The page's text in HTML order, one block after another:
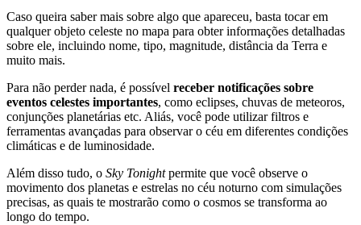
Caso queira saber mais sobre algo que apareceu, basta tocar em
qualquer objeto celeste no mapa para obter informações detalhadas
sobre ele, incluindo nome, tipo, magnitude, distância da Terra e
muito mais.
Para não perder nada, é possível receber notificações sobre
eventos celestes importantes, como eclipses, chuvas de meteoros,
conjunções planetárias etc. Aliás, você pode utilizar filtros e
ferramentas avançadas para observar o céu em diferentes condições
climáticas e de luminosidade.
Além disso tudo, o Sky Tonightpermite que você observe o
movimento dos planetas e estrelas no céu noturno com simulações
precisas, as quais te mostrarão como o cosmos se transforma ao
longo do tempo.